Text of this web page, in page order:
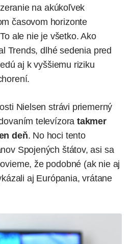
na akúkoľvek
časovom horizonte
ale nie je všetko. Ako
Trends, dlhé sedenia pred
aj k vyššiemu riziku
Nielsen strávi priemerný
televízora takmer
deň. No hoci tento
Spojených štátov, asi sa
že podobné (ak nie aj
aj Európania, vrátane